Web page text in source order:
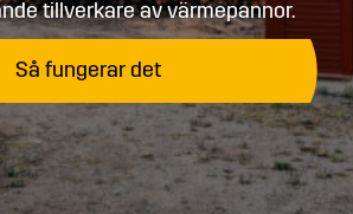
tillverkare av värmepannor.
Så fungerar det